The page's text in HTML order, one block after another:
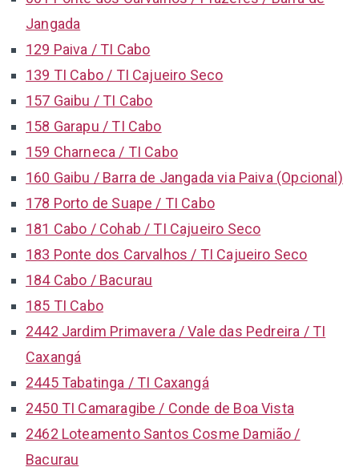
Jangada
129 Paiva / TI Cabo
139 TI Cabo / TI Cajueiro Seco
157 Gaibu / TI Cabo
158 Garapu / TI Cabo
159 Charneca / TI Cabo
160 Gaibu / Barra de Jangada via Paiva (Opcional)
178 Porto de Suape / TI Cabo
181 Cabo / Cohab / TI Cajueiro Seco
183 Ponte dos Carvalhos / TI Cajueiro Seco
184 Cabo / Bacurau
185 TI Cabo
2442 Jardim Primavera / Vale das Pedreira / TI
Caxangá
2445 Tabatinga / TI Caxangá
2450 TI Camaragibe / Conde de Boa Vista
2462 Loteamento Santos Cosme Damião /
Bacurau